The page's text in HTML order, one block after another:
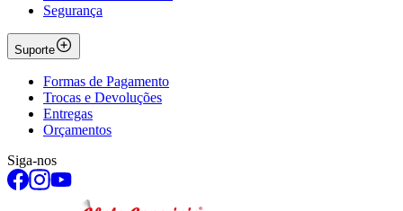
Segurança
Suporte
Formas de Pagamento
Trocas e Devoluções
Entregas
Orçamentos
Siga-nos